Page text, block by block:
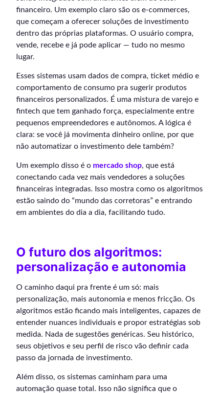
financeiro. Um exemplo claro são os e-commerces,
que começam a oferecer soluções de investimento
dentro das próprias plataformas. O usuário compra,
vende, recebe e já pode aplicar — tudo no mesmo
lugar.
Esses sistemas usam dados de compra, ticket médio e
comportamento de consumo pra sugerir produtos
financeiros personalizados. É uma mistura de varejo e
fintech que tem ganhado força, especialmente entre
pequenos empreendedores e autônomos. A lógica é
clara: se você já movimenta dinheiro online, por que
não automatizar o investimento dele também?
Um exemplo disso é o mercado shop, que está
conectando cada vez mais vendedores a soluções
financeiras integradas. Isso mostra como os algoritmos
estão saindo do “mundo das corretoras” e entrando
em ambientes do dia a dia, facilitando tudo.
O futuro dos algoritmos:
personalização e autonomia
O caminho daqui pra frente é um só: mais
personalização, mais autonomia e menos fricção. Os
algoritmos estão ficando mais inteligentes, capazes de
entender nuances individuais e propor estratégias sob
medida. Nada de sugestões genéricas. Seu histórico,
seus objetivos e seu perfil de risco vão definir cada
passo da jornada de investimento.
Além disso, os sistemas caminham para uma
automação quase total. Isso não significa que o